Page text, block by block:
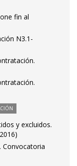
fin al
N3.1-
y excluidos.
Convocatoria